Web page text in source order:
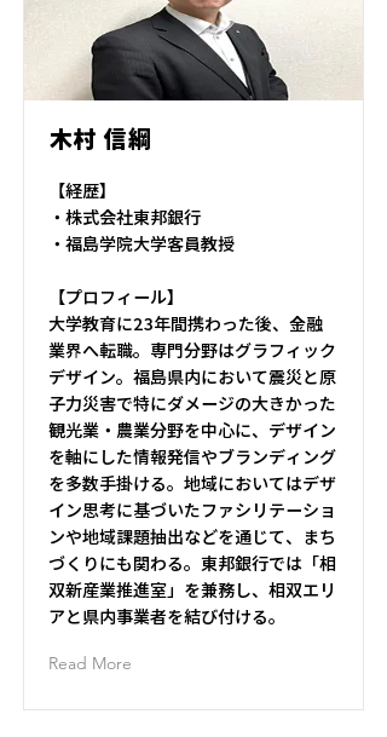
木村 信綱
【経歴】
・株式会社東邦銀行
・福島学院大学客員教授
【プロフィール】
大学教育に23年間携わった後、金融
業界へ転職。専門分野はグラフィック
デザイン。福島県内において震災と原
子力災害で特にダメージの大きかった
観光業・農業分野を中心に、デザイン
を軸にした情報発信やブランディング
を多数手掛ける。地域においてはデザ
イン思考に基づいたファシリテーショ
ンや地域課題抽出などを通じて、まち
づくりにも関わる。東邦銀行では「相
双新産業推進室」を兼務し、相双エリ
アと県内事業者を結び付ける。
Read More